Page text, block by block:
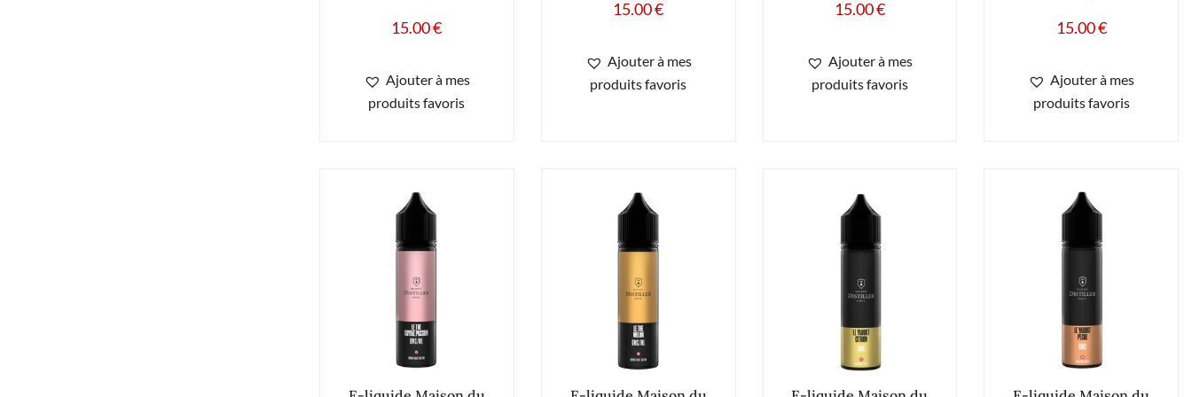
15.00€
Ajouter à mes
produits favoris
15.00€
Ajouter à mes
produits favoris
15.00€
Ajouter à mes
produits favoris
15.00€
Ajouter à mes
produits favoris